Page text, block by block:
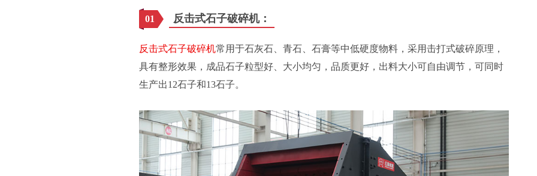
01 反击式石子破碎机：
反击式石子破碎机常用于石灰石、青石、石膏等中低硬度物料，采用击打式破碎原理，
具有整形效果，成品石子粒型好、大小均匀，品质更好，出料大小可自由调节，可同时
生产出12石子和13石子。